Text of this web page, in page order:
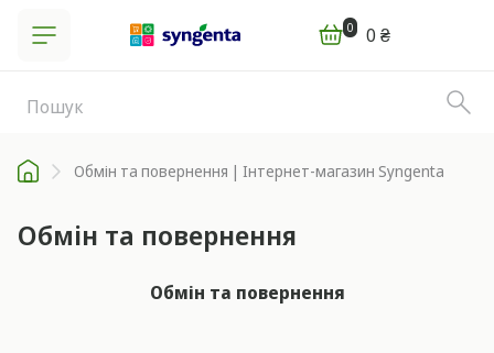
0 0 ₴
Обмін та повернення | Інтернет-магазин Syngenta
Обмін та повернення
Обмін та повернення